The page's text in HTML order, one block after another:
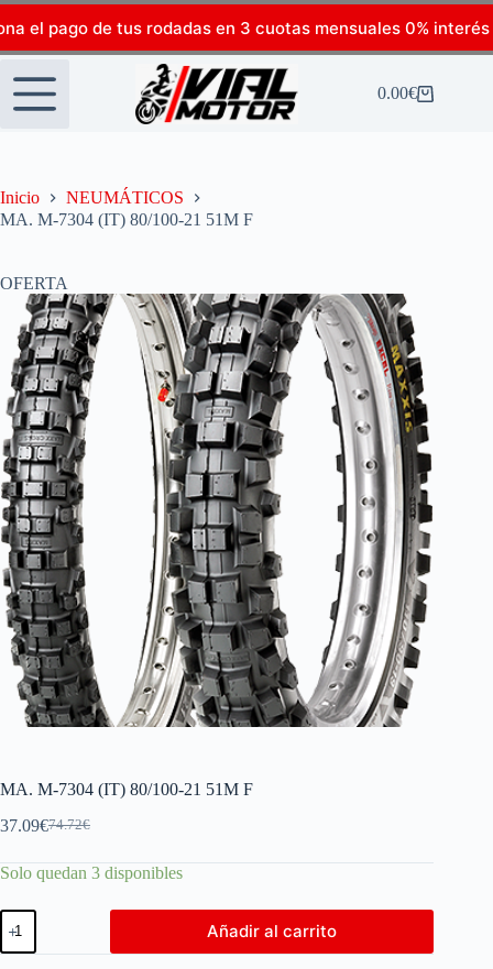
el pago de tus rodadas en 3 cuotas mensuales 0% interés
0.00€
Inicio
NEUMÁTICOS
MA. M-7304 (IT) 80/100-21 51M F
OFERTA
MA. M-7304 (IT) 80/100-21 51M F
74.72€
37.09€
Solo quedan 3 disponibles
Añadir al carrito